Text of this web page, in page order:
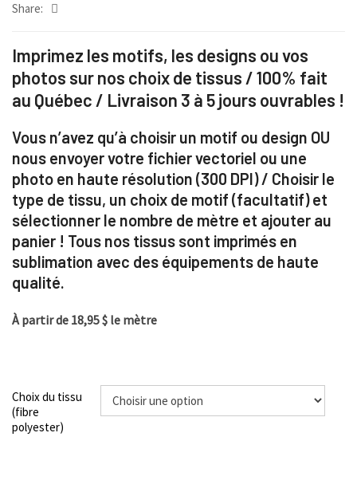
Share:
Imprimez les motifs, les designs ou vos
photos sur nos choix de tissus / 100% fait
au Québec / Livraison 3 à 5 jours ouvrables !
Vous n’avez qu’à choisir un motif ou design OU
nous envoyer votre fichier vectoriel ou une
photo en haute résolution (300 DPI) / Choisir le
type de tissu, un choix de motif (facultatif) et
sélectionner le nombre de mètre et ajouter au
panier ! Tous nos tissus sont imprimés en
sublimation avec des équipements de haute
qualité.
À partir de 18,95 $ le mètre
Choix du tissu
(fibre
polyester)